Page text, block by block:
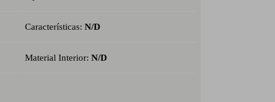
Características: N/D
Material Interior: N/D